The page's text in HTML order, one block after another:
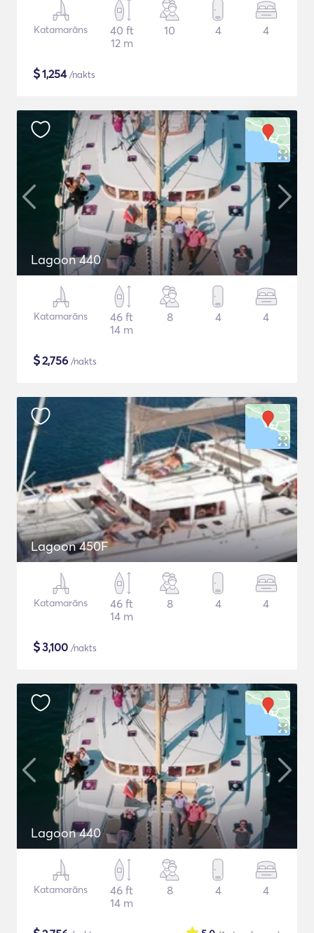
Katamarāns
40 ft
12 m
10 4 4
$1,254/nakts
Lagoon 440
Katamarāns
46 ft
14 m
8 4 4
$2,756 /nakts
Lagoon 450F
Katamarāns
46 ft
14 m
8 4 4
$3,100 /nakts
Lagoon 440
Katamarāns
46 ft
14 m
8 4 4